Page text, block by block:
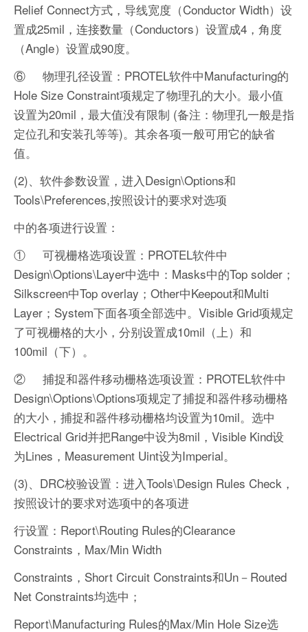
Relief Connect方式，导线宽度（Conductor Width）设
置成25mil，连接数量（Conductors）设置成4，角度
（Angle）设置成90度。
⑥ 物理孔径设置：PROTEL软件中Manufacturing的
Hole Size Constraint项规定了物理孔的大小。最小值
设置为20mil，最大值没有限制 (备注：物理孔一般是指
定位孔和安装孔等等)。其余各项一般可用它的缺省
值。
(2)、软件参数设置，进入Design\Options和
Tools\Preferences,按照设计的要求对选项
中的各项进行设置：
① 可视栅格选项设置：PROTEL软件中
Design\Options\Layer中选中：Masks中的Top solder；
Silkscreen中Top overlay；Other中Keepout和Multi
Layer；System下面各项全部选中。Visible Grid项规定
了可视栅格的大小，分别设置成10mil（上）和
100mil（下）。
② 捕捉和器件移动栅格选项设置：PROTEL软件中
Design\Options\Options项规定了捕捉和器件移动栅格
的大小，捕捉和器件移动栅格均设置为10mil。选中
Electrical Grid并把Range中设为8mil，Visible Kind设
为Lines，Measurement Uint设为Imperial。
(3)、DRC校验设置：进入Tools\Design Rules Check，
按照设计的要求对选项中的各项进
行设置：Report\Routing Rules的Clearance
Constraints，Max/Min Width
Constraints，Short Circuit Constraints和Un－Routed
Net Constraints均选中；
Report\Manufacturing Rules的Max/Min Hole Size选